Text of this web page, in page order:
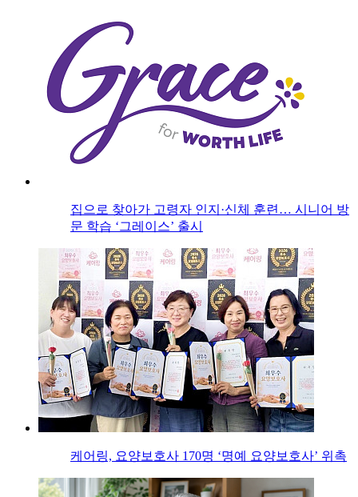
집으로 찾아가 고령자 인지·신체 훈련… 시니어 방
문 학습 ‘그레이스’ 출시
케어링, 요양보호사 170명 ‘명예 요양보호사’ 위촉